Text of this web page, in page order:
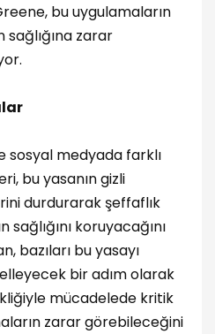
bu uygulamaların
zarar
sosyal medyada farklı
bu yasanın gizli
durdurarak şeffaflık
sağlığını koruyacağını
bazıları bu yasayı
bir adım olarak
mücadelede kritik
zarar görebileceğini